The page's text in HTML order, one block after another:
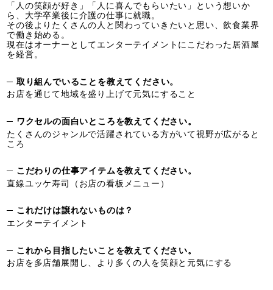
「人の笑顔が好き」「人に喜んでもらいたい」という想いか
ら、大学卒業後に介護の仕事に就職。
その後よりたくさんの人と関わっていきたいと思い、飲食業界
で働き始める。
現在はオーナーとしてエンターテイメントにこだわった居酒屋
を経営。
─ 取り組んでいることを教えてください。
お店を通じて地域を盛り上げて元気にすること
─ ワクセルの面白いところを教えてください。
​たくさんのジャンルで活躍されている方がいて視野が広がると
ころ
─ こだわりの仕事アイテムを教えてください。
直線ユッケ寿司（お店の看板メニュー）
─ これだけは譲れないものは？
エンターテイメント
─ これから目指したいことを教えてください。
お店を多店舗展開し、より多くの人を笑顔と元気にする